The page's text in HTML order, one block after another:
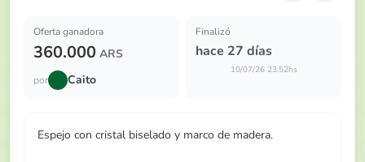
Oferta ganadora
360.000 ARS
por Caito
Finalizó
hace 27 días
10/07/26 23:52hs
Espejo con cristal biselado y marco de madera.